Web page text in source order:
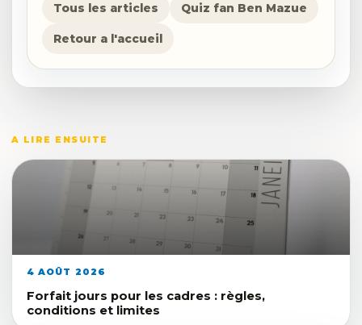
Tous les articles Quiz fan Ben Mazue
Retour a l'accueil
A LIRE ENSUITE
4 AOÛT 2026
Forfait jours pour les cadres : règles,
conditions et limites